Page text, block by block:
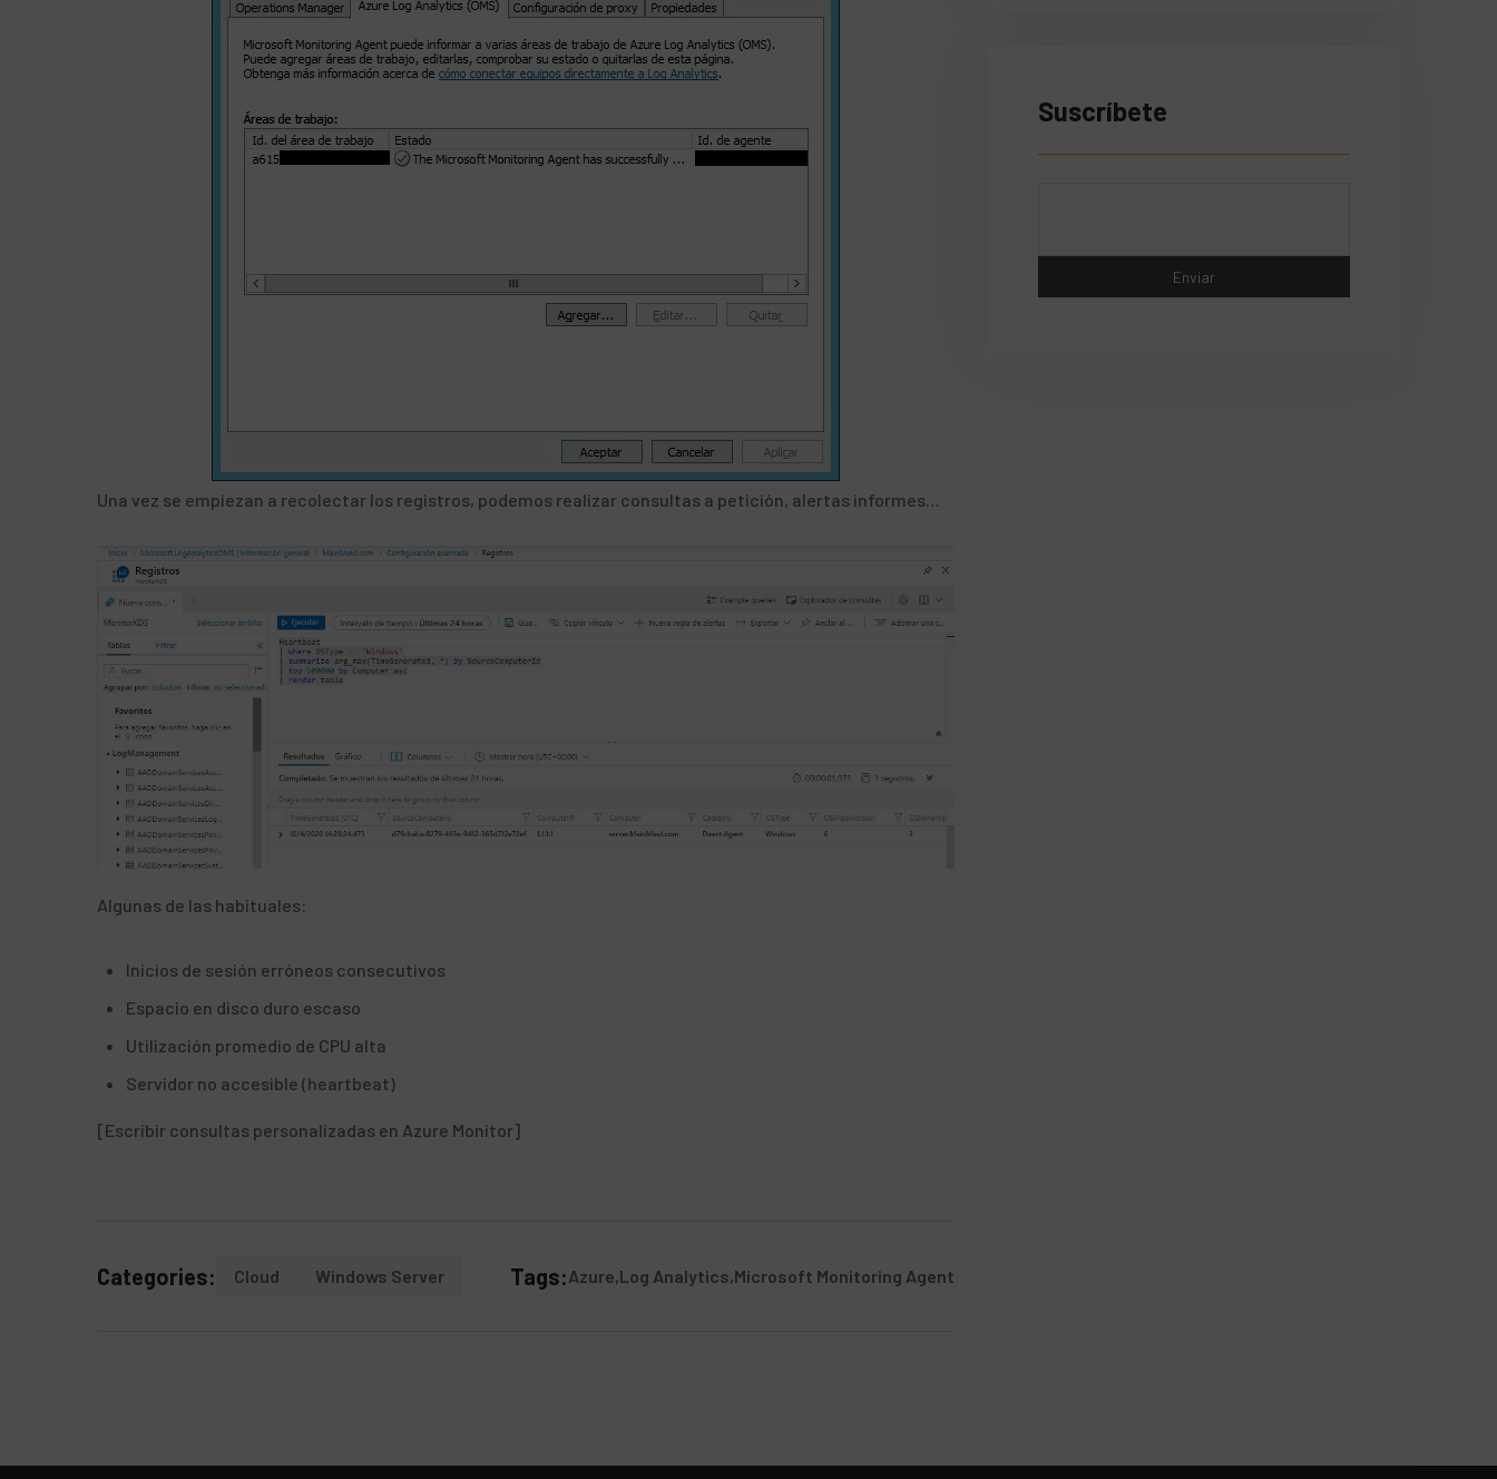
Una vez se empiezan a recolectar los registros, podemos realizar consultas a petición, alertas informes…
Algunas de las habituales:
Inicios de sesión erróneos consecutivos
Espacio en disco duro escaso
Utilización promedio de CPU alta
Servidor no accesible (heartbeat)
[Escribir consultas personalizadas en Azure Monitor]
Categories: Cloud Windows Server Tags:Azure Log Analytics Microsoft Monitoring Agent
Suscríbete